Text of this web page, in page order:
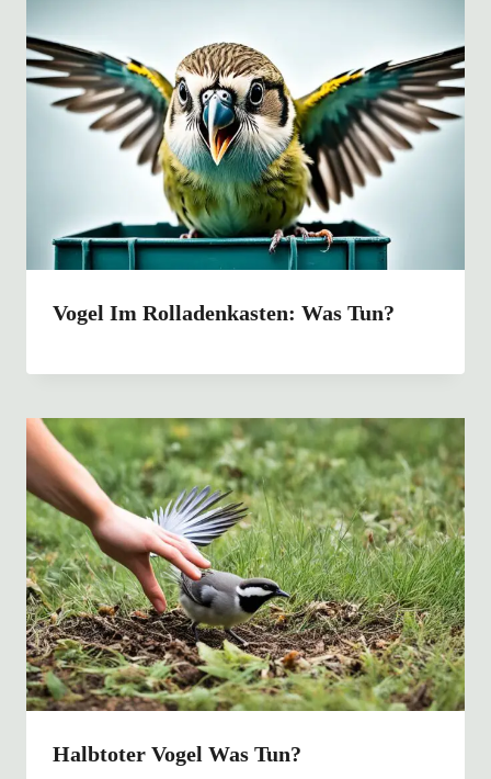
Vogel Im Rolladenkasten: Was Tun?
Halbtoter Vogel Was Tun?